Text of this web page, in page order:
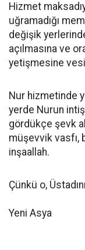
Hizmet
uğramadığı
değişik
açılmasına ve
yetişmesine
Nur hizmetinde
yerde Nurun
gördükçe şevk
müşevvik vasfı,
inşaallah.
Çünkü o,
Yeni Asya